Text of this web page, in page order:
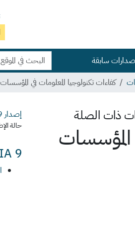
سابقة
بحث
في
الموقع
بحث
تفصيلي...
كفاءات تكنولوجيا المعلومات في
ذات الصلة
المؤسسات
إصدار SFIA
حالة
9